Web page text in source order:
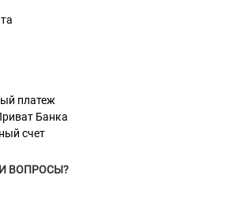
платеж
Банка
счет
ВОПРОСЫ?